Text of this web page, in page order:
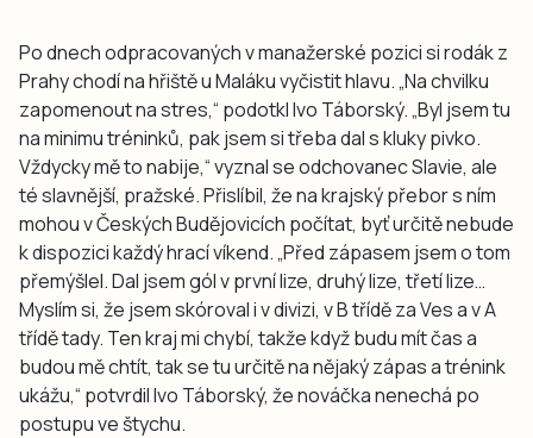
Po dnech odpracovaných v manažerské pozici si rodák z
Prahy chodí na hřiště u Maláku vyčistit hlavu. „Na chvilku
zapomenout na stres,“ podotkl Ivo Táborský. „Byl jsem tu
na minimu tréninků, pak jsem si třeba dal s kluky pivko.
Vždycky mě to nabije,“ vyznal se odchovanec Slavie, ale
té slavnější, pražské. Přislíbil, že na krajský přebor s ním
mohou v Českých Budějovicích počítat, byť určitě nebude
k dispozici každý hrací víkend. „Před zápasem jsem o tom
přemýšlel. Dal jsem gól v první lize, druhý lize, třetí lize…
Myslím si, že jsem skóroval i v divizi, v B třídě za Ves a v A
třídě tady. Ten kraj mi chybí, takže když budu mít čas a
budou mě chtít, tak se tu určitě na nějaký zápas a trénink
ukážu,“ potvrdil Ivo Táborský, že nováčka nenechá po
postupu ve štychu.